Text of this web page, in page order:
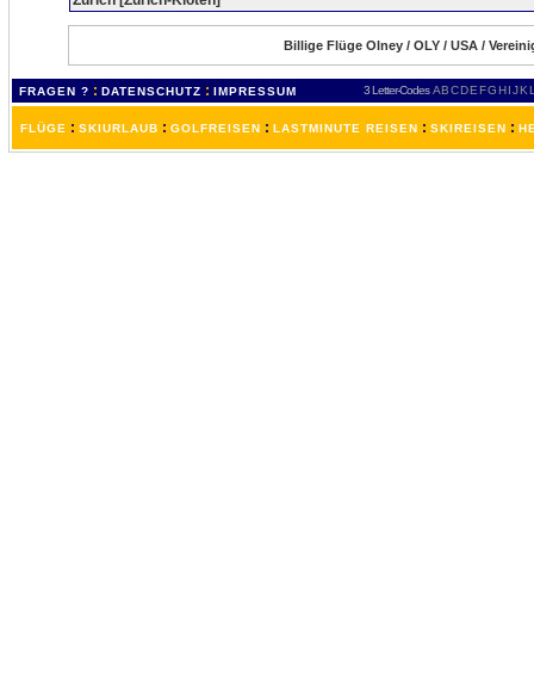
Billige Flüge Olney / OLY / USA /
FRAGEN ? : DATENSCHUTZ : IMPRESSUM 3 Letter-Codes ABCDEFGH IJKL
FLÜGE : SKIURLAUB : GOLFREISEN : LASTMINUTE REISEN : SKIREISEN :